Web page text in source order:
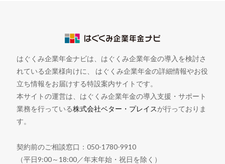
はぐくみ企業年金ナビは、はぐくみ企業年金の導入を検討さ
れている企業様向けに、 はぐくみ企業年金の詳細情報やお役
立ち情報をお届けする特設案内サイトです。
本サイトの運営は、はぐくみ企業年金の導入支援・サポート
業務を行っている株式会社ベター・プレイスが行っておりま
す。
契約前のご相談窓口：050-1780-9910
（平日9:00～18:00／年末年始・祝日を除く）